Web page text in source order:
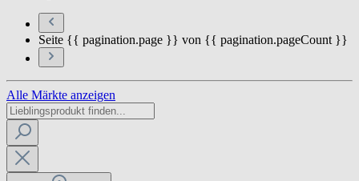
Seite {{ pagination.page }} von {{ pagination.pageCount }}
Alle Märkte anzeigen